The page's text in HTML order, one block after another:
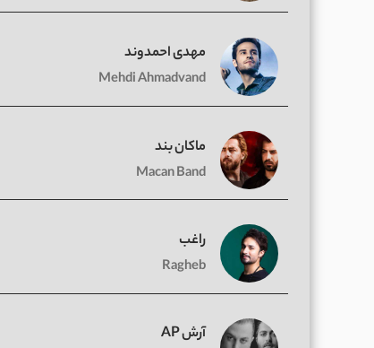
مهدی احمدوند
Mehdi Ahmadvand
ماکان بند
Macan Band
راغب
Ragheb
آرش AP